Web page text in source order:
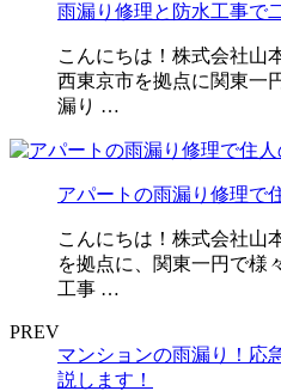
雨漏り修理と防水工事で
こんにちは！株式会社山
西東京市を拠点に関東一
漏り …
アパートの雨漏り修理で
こんにちは！株式会社山
を拠点に、関東一円で様
工事 …
PREV
マンションの雨漏り！応
説します！